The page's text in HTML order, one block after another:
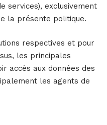
services), exclusivement
la présente politique.
respectives et pour
les principales
accès aux données des
les agents de